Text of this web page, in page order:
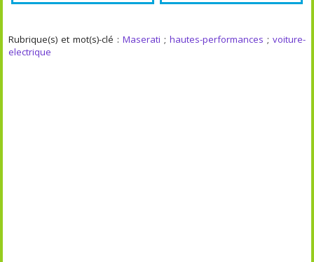
Rubrique(s) et mot(s)-clé : Maserati ; hautes-performances ; voiture-
electrique